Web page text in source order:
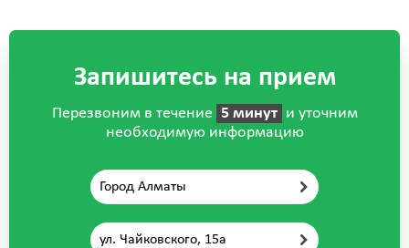
Запишитесь на прием
Перезвоним в течение 5 минут и уточним
необходимую информацию
Город Алматы
ул. Чайковского, 15а